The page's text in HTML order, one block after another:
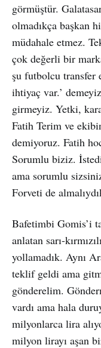
görmüştür.
olmadıkça başkan
müdahale etmez.
çok değerli bir
şu futbolcu transfer
ihtiyaç var.’
girmeyiz. Yetki,
Fatih Terim ve
demiyoruz. Fatih
Sorumlu biziz.
ama sorumlu
Forveti de
Bafetimbi Gomis’i
anlatan sarı-
yollamadık. Aynı
teklif geldi ama
gönderelim.
vardı ama hala
milyonlarca lira
milyon lirayı aşan